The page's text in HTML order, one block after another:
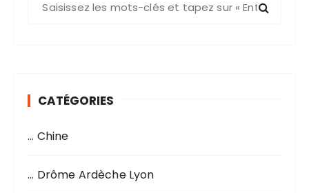
e
CATÉGORIES
… Chine
… Drôme Ardèche Lyon